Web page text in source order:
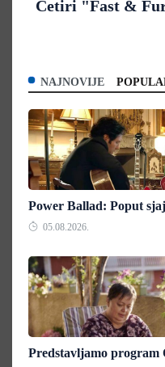
Četiri "Fast &
NAJNOVIJE
Power Ballad: Poput
05.08.2026.
Predstavljamo program